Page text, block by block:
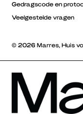
Gedragscode en
Veelgestelde vragen
© 2026 Marres, Huis